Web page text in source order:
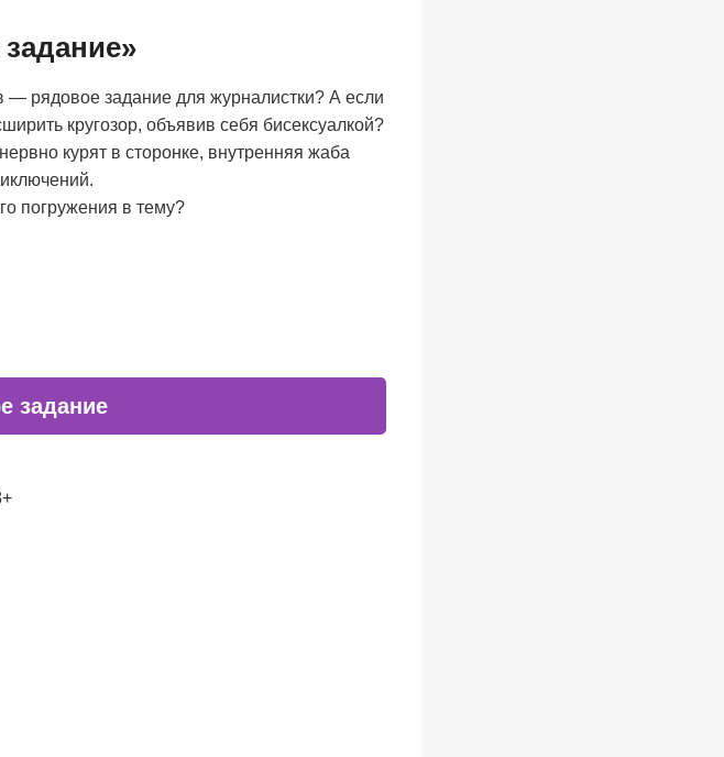
— рядовое задание для журналистки? А если
кругозор, объявив себя бисексуалкой?
курят в сторонке, внутренняя жаба
погружения в тему?
задание